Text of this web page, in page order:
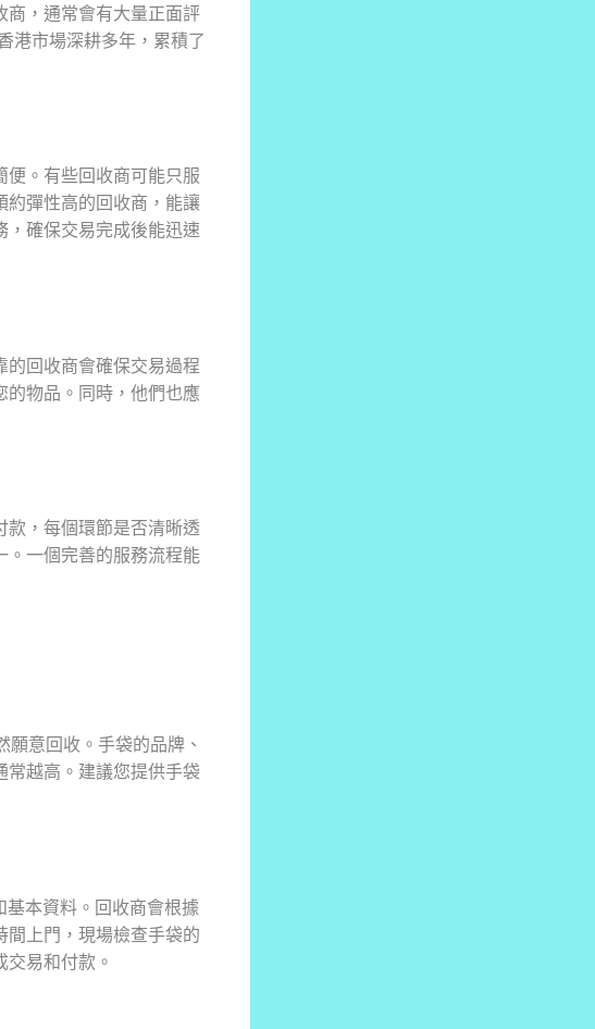
商，通常會有大量正面評
港市場深耕多年，累積了
。有些回收商可能只服
約彈性高的回收商，能讓
確保交易完成後能迅速
回收商會確保交易過程
的物品。同時，他們也應
款，每個環節是否清晰透
。一個完善的服務流程能
意回收。手袋的品牌、
越高。建議您提供手袋
本資料。回收商會根據
上門，現場檢查手袋的
易和付款。